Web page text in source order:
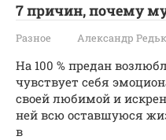
7 причин, почему
Разное Александр
На 100 % предан
чувствует себя
своей любимой и
ней всю оставшуюся
в